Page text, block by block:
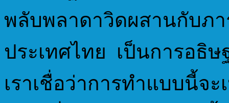
พลับพลาดาวิดผสานกับภา
ประเทศไทย เป็นการอธิ
เราเชื่อว่าการทำแบบนี้จ